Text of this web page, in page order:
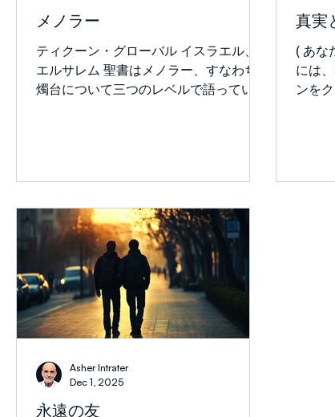
のを防ぐために祈ってください。 ハマ
スは弱体化しているものの武器を放棄せ
ず、ガザの一部で再び支配権を取り戻し
つつあります。 ハマスが完全に廃止さ
善され
える
は「
ラは
新し
自分
らゆ
メノラー
ティクーン・グローバル イスラエル、
エルサレム 聖書はメノラー、すなわち
燭台について三つのレベルで語っていま
ジプト記25:31-40 )。 司祭たちは燭台の
管理を任されていましたが、メノラーの
霊的意味について明確な教えはありませ
んでした。 これはマカバイ（マカベ
ヤ）家によって再献堂され、ハヌカーの
祝日に祝われたとされる燭台です。ハヌ
カの燭台はヘブライ語でハヌキヤと呼ば
れています。 9つの灯(8日間分と、他の
灯を点灯する1つ)があります。これは幕
屋のメノラーのレプリカではありません
が、ユダヤ教の宗教伝統においてこのメ
真実
( あな
には
ンを
ード
永遠の友
Asher Intrater
Dec 1, 2025